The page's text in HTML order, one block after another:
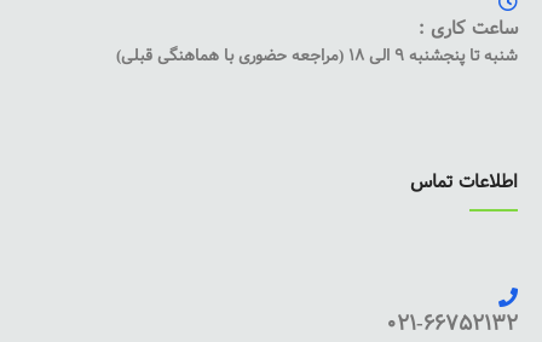
ساعت کاری :
شنبه تا پنجشنبه 9 الی 18 (مراجعه حضوری با هماهنگی قبلی)
اطلاعات تماس
021-66752132